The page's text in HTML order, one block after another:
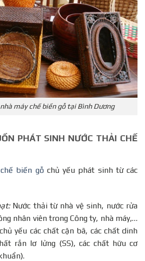
máy chế biền gỗ tại Bình Dương
PHÁT SINH NƯỚC THẢI CHẾ
biến gỗ chủ yếu phát sinh từ các
Nước thải từ nhà vệ sinh, nước rửa
nhân viên trong Công ty, nhà máy,…
yếu các chất cặn bã, các chất dinh
rắn lơ lửng (SS), các chất hữu cơ